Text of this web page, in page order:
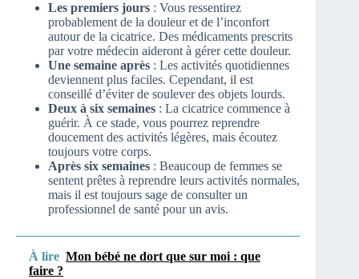
Les premiers jours : Vous ressentirez
probablement de la douleur et de l’inconfort
autour de la cicatrice. Des médicaments prescrits
par votre médecin aideront à gérer cette douleur.
Une semaine après : Les activités quotidiennes
deviennent plus faciles. Cependant, il est
conseillé d’éviter de soulever des objets lourds.
Deux à six semaines : La cicatrice commence à
guérir. À ce stade, vous pourrez reprendre
doucement des activités légères, mais écoutez
toujours votre corps.
Après six semaines : Beaucoup de femmes se
sentent prêtes à reprendre leurs activités normales,
mais il est toujours sage de consulter un
professionnel de santé pour un avis.
À lire Mon bébé ne dort que sur moi : que
faire ?